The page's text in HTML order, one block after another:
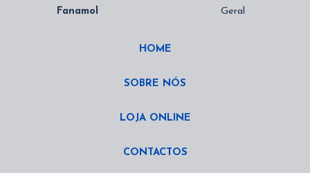
HOME
SOBRE NÓS
LOJA ONLINE
CONTACTOS